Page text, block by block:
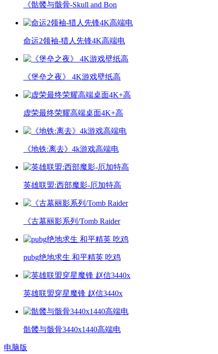
《骷髅与骸骨-Skull and Bon
命运2领袖-猎人先锋4K高端电
《堡垒之夜》 4K游戏壁纸高
虚荣最终荣耀高端桌面4K+高
《地铁:离去》4k游戏高端电
英雄联盟:西部魔影-厄加特高
《古墓丽影系列/Tomb Raider
pubg绝地求生 和平精英 吃鸡
英雄联盟穿星魔锋 赵信3440x
骷髅与骸骨3440x1440高端电
电脑版